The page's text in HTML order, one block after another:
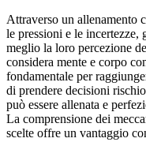
Attraverso un allenamento
le pressioni e le incertezze,
meglio la loro percezione
considera mente e corpo
fondamentale per
di prendere decisioni
può essere allenata e
La comprensione dei
scelte offre un vantaggio